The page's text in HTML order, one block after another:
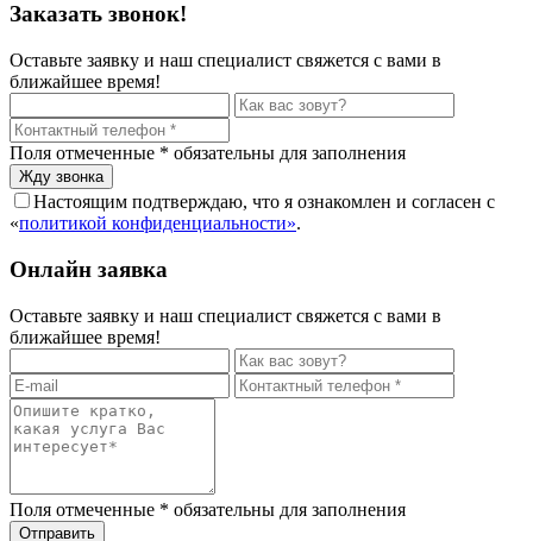
Заказать звонок!
Оставьте заявку и наш специалист свяжется с вами в
ближайшее время!
Поля отмеченные * обязательны для заполнения
Настоящим подтверждаю, что я ознакомлен и согласен с
«политикой конфиденциальности».
Онлайн заявка
Оставьте заявку и наш специалист свяжется с вами в
ближайшее время!
Поля отмеченные * обязательны для заполнения